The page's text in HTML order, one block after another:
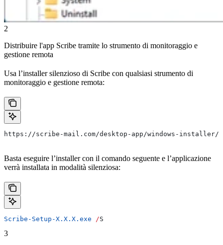
2
Distribuire l'app Scribe tramite lo strumento di monitoraggio e
gestione remota
Usa l’installer silenzioso di Scribe con qualsiasi strumento di
monitoraggio e gestione remota:
https://scribe-mail.com/desktop-app/windows-installer/
Basta eseguire l’installer con il comando seguente e l’applicazione
verrà installata in modalità silenziosa:
Scribe-Setup-X.X.X.exe /S
3